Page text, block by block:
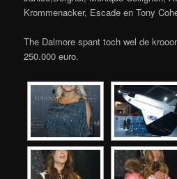
Krommenacker, Escade en Tony
The Dalmore spant toch wel de
250.000 euro.